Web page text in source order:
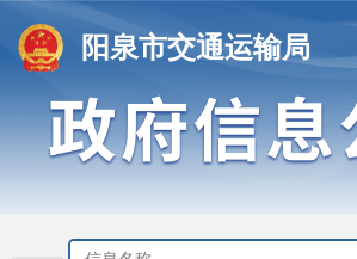
阳泉市交通运输局